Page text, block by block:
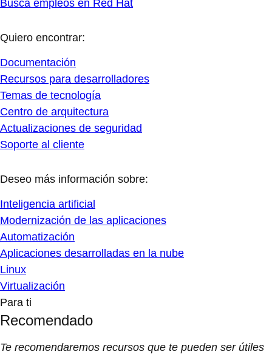
Busca empleos en Red Hat
Quiero encontrar:
Documentación
Recursos para desarrolladores
Temas de tecnología
Centro de arquitectura
Actualizaciones de seguridad
Soporte al cliente
Deseo más información sobre:
Inteligencia artificial
Modernización de las aplicaciones
Automatización
Aplicaciones desarrolladas en la nube
Linux
Virtualización
Para ti
Recomendado
Te recomendaremos recursos que te pueden ser útiles